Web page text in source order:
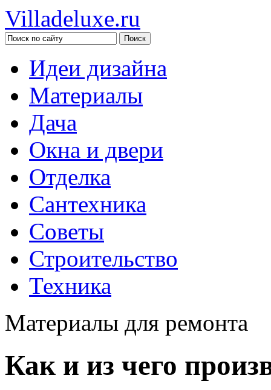
Villadeluxe.ru
Идеи дизайна
Материалы
Дача
Окна и двери
Отделка
Сантехника
Советы
Строительство
Техника
Материалы для ремонта
Как и из чего